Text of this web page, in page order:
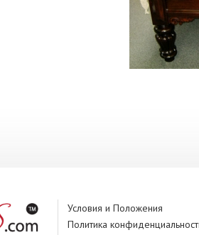
Условия и Положения
Политика